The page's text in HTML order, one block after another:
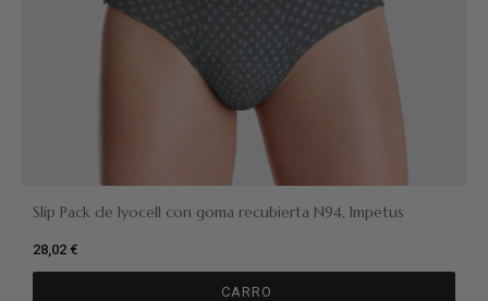
Slip Pack de lyocell con goma recubierta N94, Impetus
28,02 €
CARRO